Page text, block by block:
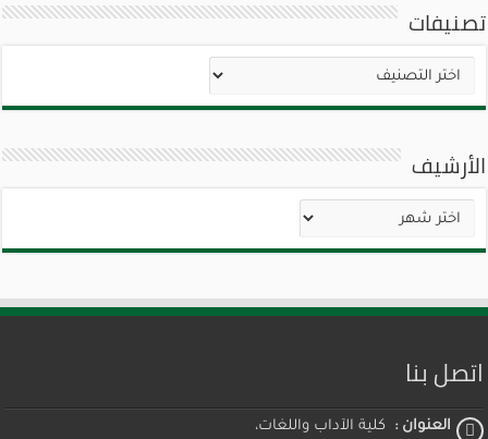
تصنيفات
تصنيفات
الأرشيف
الأرشيف
اتصل بنا
العنوان : كلية الآداب واللغات،